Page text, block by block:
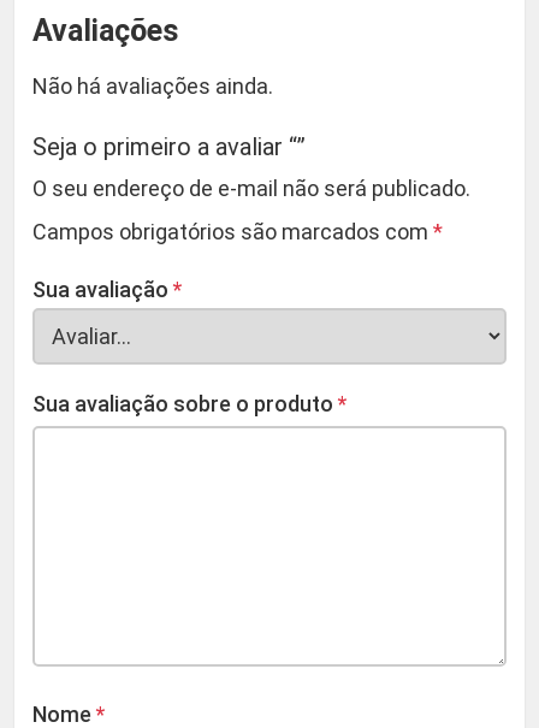
Avaliações
Não há avaliações ainda.
Seja o primeiro a avaliar “”
O seu endereço de e-mail não será publicado.
Campos obrigatórios são marcados com *
Sua avaliação *
Sua avaliação sobre o produto *
Nome *